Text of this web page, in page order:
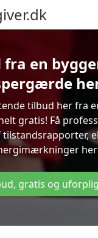
fra en
tilbud her fra
gratis! Få
tilstandsrapporter,
gratis og